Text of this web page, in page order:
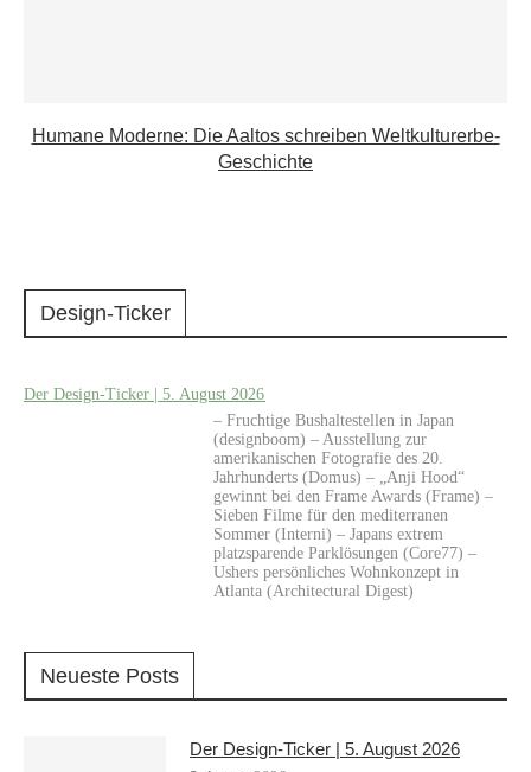
Humane Moderne: Die Aaltos schreiben Weltkulturerbe-
Geschichte
Design-Ticker
Der Design-Ticker | 5. August 2026
– Fruchtige Bushaltestellen in Japan
(designboom) – Ausstellung zur
amerikanischen Fotografie des 20.
Jahrhunderts (Domus) – „Anji Hood“
gewinnt bei den Frame Awards (Frame) –
Sieben Filme für den mediterranen
Sommer (Interni) – Japans extrem
platzsparende Parklösungen (Core77) –
Ushers persönliches Wohnkonzept in
Atlanta (Architectural Digest)
Neueste Posts
Der Design-Ticker | 5. August 2026